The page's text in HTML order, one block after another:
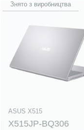
Знято з виробництва
ASUS X515
X515JP-BQ306